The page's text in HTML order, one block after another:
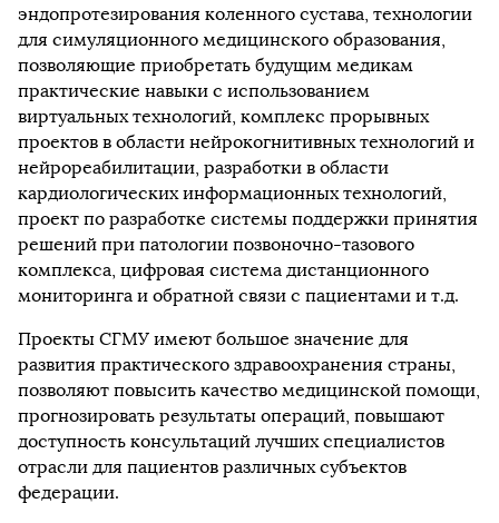
эндопротезирования коленного сустава, технологии
для симуляционного медицинского образования,
позволяющие приобретать будущим медикам
практические навыки с использованием
виртуальных технологий, комплекс прорывных
проектов в области нейрокогнитивных технологий и
нейрореабилитации, разработки в области
кардиологических информационных технологий,
проект по разработке системы поддержки принятия
решений при патологии позвоночно-тазового
комплекса, цифровая система дистанционного
мониторинга и обратной связи с пациентами и т.д.
Проекты СГМУ имеют большое значение для
развития практического здравоохранения страны,
позволяют повысить качество медицинской помощи,
прогнозировать результаты операций, повышают
доступность консультаций лучших специалистов
отрасли для пациентов различных субъектов
федерации.